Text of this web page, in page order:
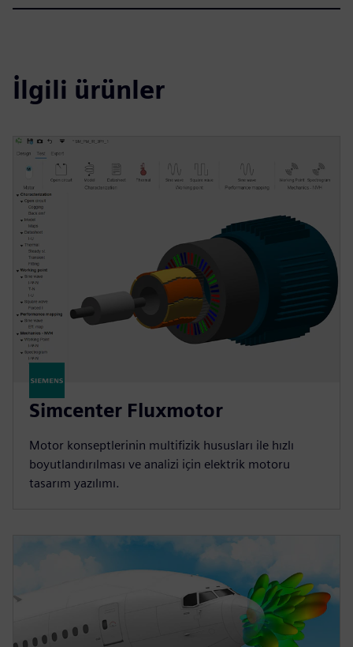
İlgili ürünler
Simcenter Fluxmotor
Motor konseptlerinin multifizik hususları ile hızlı
boyutlandırılması ve analizi için elektrik motoru
tasarım yazılımı.